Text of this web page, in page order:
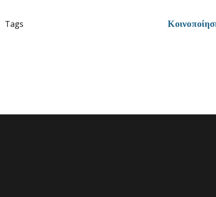
Tags